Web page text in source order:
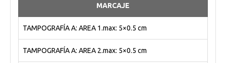
MARCAJE
TAMPOGRAFÍA A: AREA 1.max: 5×0.5 cm
TAMPOGRAFÍA A: AREA 2.max: 5×0.5 cm